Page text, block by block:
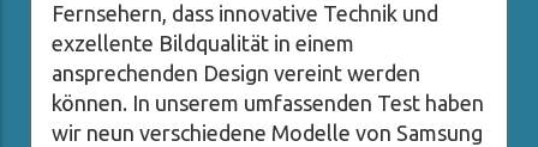
Fernsehern, dass innovative Technik und
exzellente Bildqualität in einem
ansprechenden Design vereint werden
können. In unserem umfassenden Test haben
wir neun verschiedene Modelle von Samsung